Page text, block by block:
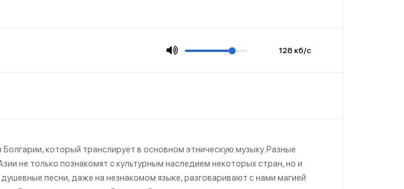
128 кб/с
который транслирует в основном этническую музыку. Разные
не только познакомят с культурным наследием некоторых стран, но и
песни, даже на незнакомом языке, разговаривают с нами магией